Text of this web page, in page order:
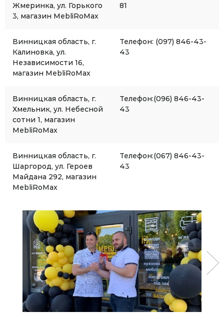
Жмеринка, ул. Горького
3, магазин MebliRoMax
81
Винницкая область, г.
Калиновка, ул.
Независимости 16,
магазин MebliRoMax
Телефон: (097) 846-43-
43
Винницкая область, г.
Хмельник, ул. Небесной
сотни 1, магазин
MebliRoMax
Телефон:(096) 846-43-
43
Винницкая область, г.
Шаргород, ул. Героев
Майдана 292, магазин
MebliRoMax
Телефон:(067) 846-43-
43